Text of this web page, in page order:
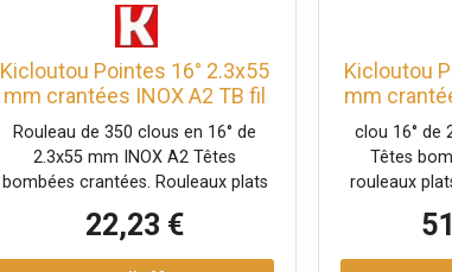
Kicloutou Pointes 16° 2.3x55
mm crantées INOX A2 TB fil
inox rouleaux de 350 clous
Rouleau de 350 clous en 16° de
2.3x55 mm INOX A2 Têtes
bombées crantées. Rouleaux plats
22,23 €
Kicloutou
mm
clou 16° de
Têtes
rouleaux